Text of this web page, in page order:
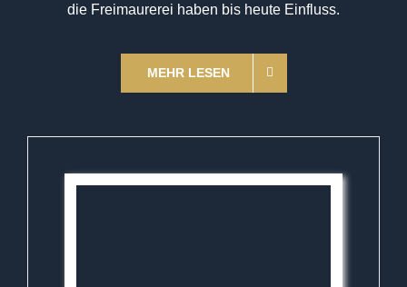
die Freimaurerei haben bis heute Einfluss.
MEHR LESEN